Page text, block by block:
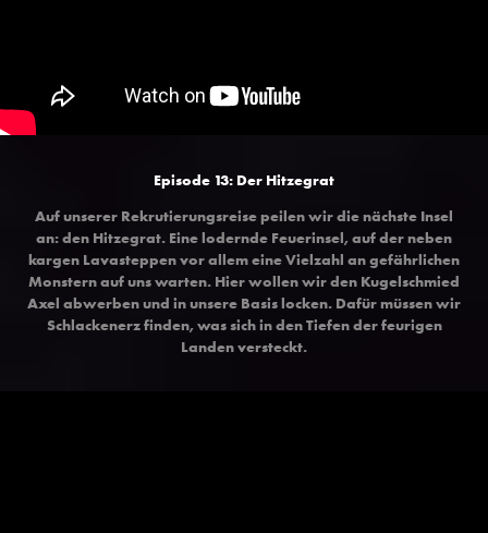
Episode 13: Der Hitzegrat
Auf unserer Rekrutierungsreise peilen wir die nächste Insel
an: den Hitzegrat. Eine lodernde Feuerinsel, auf der neben
kargen Lavasteppen vor allem eine Vielzahl an gefährlichen
Monstern auf uns warten. Hier wollen wir den Kugelschmied
Axel abwerben und in unsere Basis locken. Dafür müssen wir
Schlackenerz finden, was sich in den Tiefen der feurigen
Landen versteckt.